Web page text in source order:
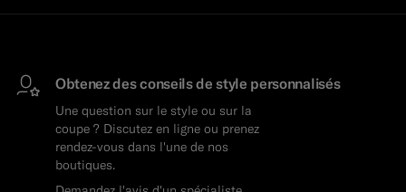
Obtenez des conseils de style personnalisés
Une question sur le style ou sur la
coupe ? Discutez en ligne ou prenez
rendez-vous dans l'une de nos
boutiques.